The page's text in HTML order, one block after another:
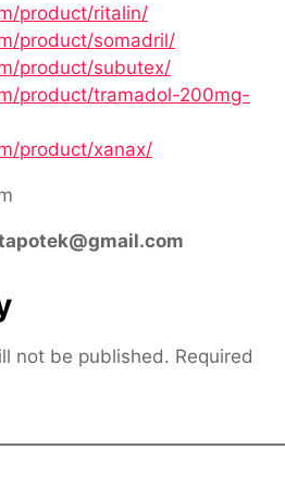
product/ritalin/
product/somadril/
product/subutex/
product/tramadol-200mg-
product/xanax/
not be published. Required